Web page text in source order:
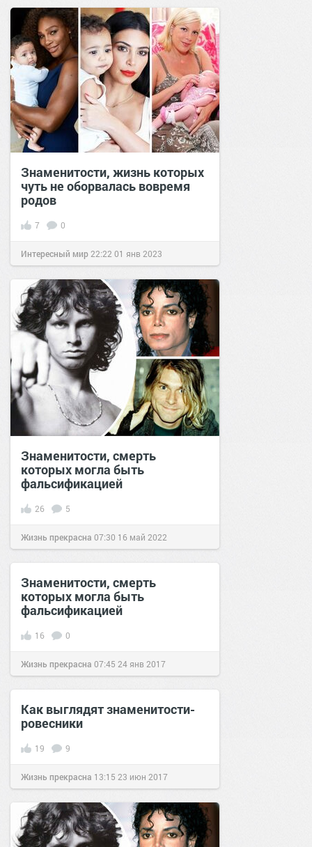
позитива!22:2525 июл 2021
Знаменитости, жизнь которых
чуть не оборвалась вовремя
родов
7 0
Интересный мир22:22 01 янв 2023
Знаменитости, смерть
которых могла быть
фальсификацией
26 5
Жизнь прекрасна 07:30 16 май 2022
Знаменитости, смерть
которых могла быть
фальсификацией
16 0
Жизнь прекрасна 07:45 24 янв 2017
Как выглядят знаменитости-
ровесники
19 9
Жизнь прекрасна 13:15 23 июн 2017